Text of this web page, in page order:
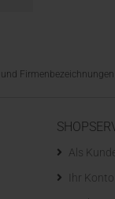
Als
Ihr Konto